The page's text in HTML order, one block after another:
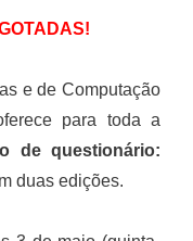
e de Computação
para toda a
de questionário:
duas edições.